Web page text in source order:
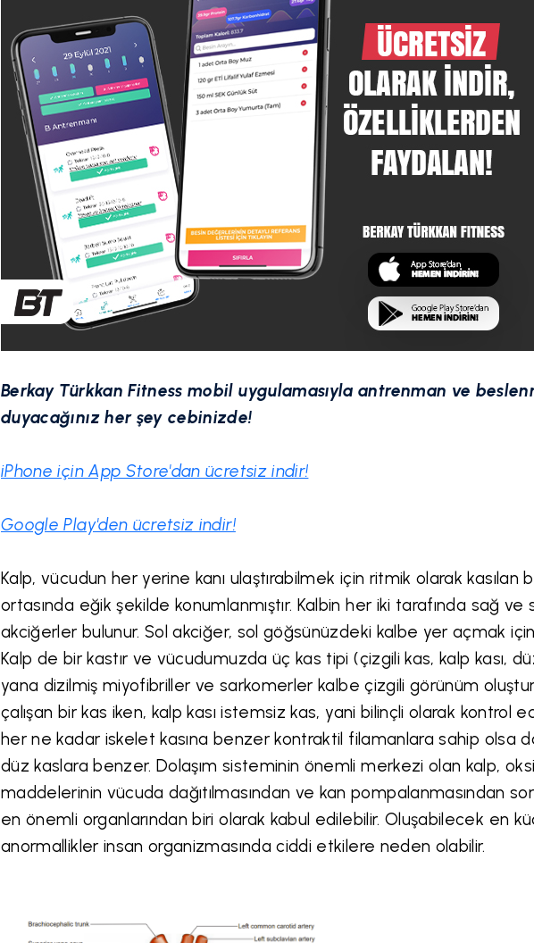
Berkay Türkkan Fitness mobil uygulamasıyla antrenman ve
duyacağınız her şey cebinizde!
iPhone için App Store'dan ücretsiz indir!
Google Play'den ücretsiz indir!
Kalp, vücudun her yerine kanı ulaştırabilmek için ritmik olarak kasılan
ortasında eğik şekilde konumlanmıştır. Kalbin her iki tarafında sağ ve
akciğerler bulunur. Sol akciğer, sol göğsünüzdeki kalbe yer açmak
Kalp de bir kastır ve vücudumuzda üç kas tipi (çizgili kas, kalp kası,
yana dizilmiş miyofibriller ve sarkomerler kalbe çizgili görünüm
çalışan bir kas iken, kalp kası istemsiz kas, yani bilinçli olarak kontrol
her ne kadar iskelet kasına benzer kontraktil filamanlara sahip olsa
düz kaslara benzer.Dolaşım sisteminin önemli merkezi olan kalp,
maddelerinin vücuda dağıtılmasından ve kan pompalanmasından
en önemli organlarından biri olarak kabul edilebilir. Oluşabilecek en
anormallikler insan organizmasında ciddi etkilere neden olabilir.